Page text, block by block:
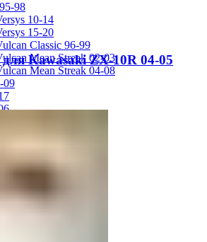
98
10-14
15-20
Classic 96-99
Mean Streak 02-03
Mean Streak 04-08
09
05
07
08-10
11-15
Kawasaki ZX-10R 04-05